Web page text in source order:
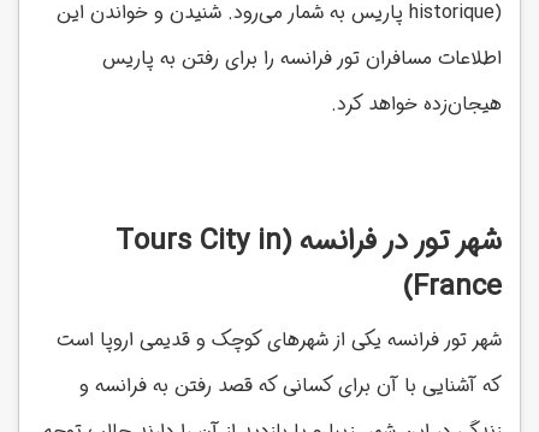
historique) پاریس به شمار می‌رود. شنیدن و خواندن این
اطلاعات مسافران تور فرانسه را برای رفتن به پاریس
هیجان‌زده خواهد کرد.
شهر تور در فرانسه (Tours City in
France)
شهر تور فرانسه یکی از شهرهای کوچک و قدیمی اروپا است
که آشنایی با آن برای کسانی که قصد رفتن به فرانسه و